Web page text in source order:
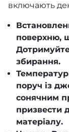
включають
поверхню,
збирання.
поруч із
сонячним
призвести
матеріалу.